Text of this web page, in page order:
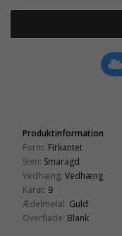
Produktinformation
Form: Firkantet
Sten: Smaragd
Vedhæng: Vedhæng
Karat: 9
Ædelmetal: Guld
Overflade: Blank